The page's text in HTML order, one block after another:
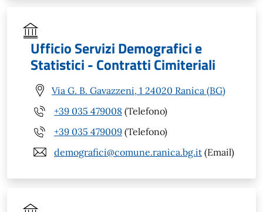
Ufficio Servizi Demografici e
Statistici - Contratti Cimiteriali
Via G. B. Gavazzeni, 1 24020 Ranica (BG)
+39 035 479008 (Telefono)
+39 035 479009 (Telefono)
demografici@comune.ranica.bg.it (Email)